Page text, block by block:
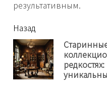
результативным.
читать
еще
Назад